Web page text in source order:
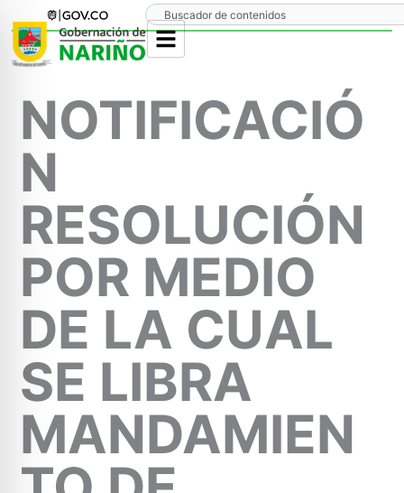
contenido
Search
NOTIFICACIÓ
N
RESOLUCIÓN
POR MEDIO
DE LA CUAL
SE LIBRA
MANDAMIEN